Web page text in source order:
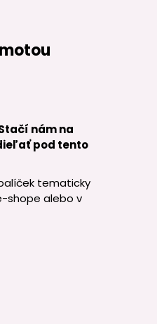
nám na
pod tento
tematicky
shope alebo v